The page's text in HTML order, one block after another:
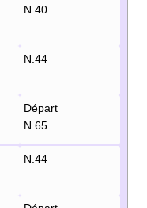
N.40
N.44
Départ
N.65
N.44